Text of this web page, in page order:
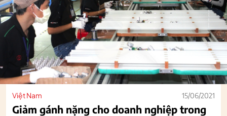
Việt Nam 15/06/2021
Giảm gánh nặng cho doanh nghiệp trong